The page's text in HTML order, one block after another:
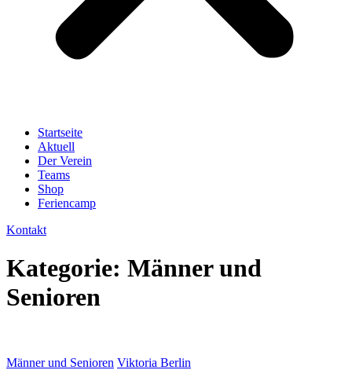
Startseite
Aktuell
Der Verein
Teams
Shop
Feriencamp
Kontakt
Kategorie: Männer und
Senioren
Männer und Senioren Viktoria Berlin